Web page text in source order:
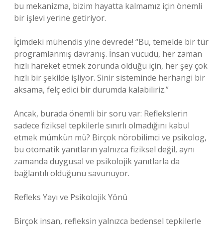
bu mekanizma, bizim hayatta kalmamız için önemli
bir işlevi yerine getiriyor.
İçimdeki mühendis yine devrede! “Bu, temelde bir tür
programlanmış davranış. İnsan vücudu, her zaman
hızlı hareket etmek zorunda olduğu için, her şey çok
hızlı bir şekilde işliyor. Sinir sisteminde herhangi bir
aksama, felç edici bir durumda kalabiliriz.”
Ancak, burada önemli bir soru var: Reflekslerin
sadece fiziksel tepkilerle sınırlı olmadığını kabul
etmek mümkün mü? Birçok nörobilimci ve psikolog,
bu otomatik yanıtların yalnızca fiziksel değil, aynı
zamanda duygusal ve psikolojik yanıtlarla da
bağlantılı olduğunu savunuyor.
Refleks Yayı ve Psikolojik Yönü
Birçok insan, refleksin yalnızca bedensel tepkilerle